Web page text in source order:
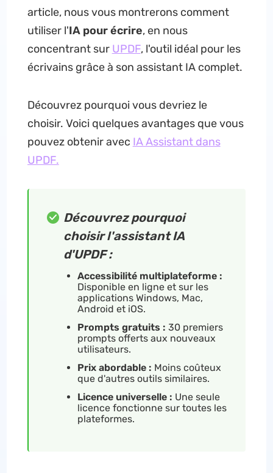
article, nous vous montrerons comment
utiliser l'IA pour écrire, en nous
concentrant sur UPDF, l'outil idéal pour les
écrivains grâce à son assistant IA complet.
Découvrez pourquoi vous devriez le
choisir. Voici quelques avantages que vous
pouvez obtenir avec IA Assistant dans
UPDF.
Découvrez pourquoi
choisir l'assistant IA
d'UPDF :
Accessibilité multiplateforme :
Disponible en ligne et sur les
applications Windows, Mac,
Android et iOS.
Prompts gratuits : 30 premiers
prompts offerts aux nouveaux
utilisateurs.
Prix abordable : Moins coûteux
que d'autres outils similaires.
Licence universelle : Une seule
licence fonctionne sur toutes les
plateformes.